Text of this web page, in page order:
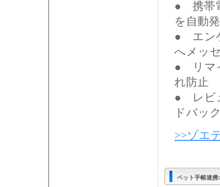
● 携帯
を自動
● エン
へメッ
●
リ
れ防止
●
レビ
ドバッ
>>ゾエ
ペット手帳連携